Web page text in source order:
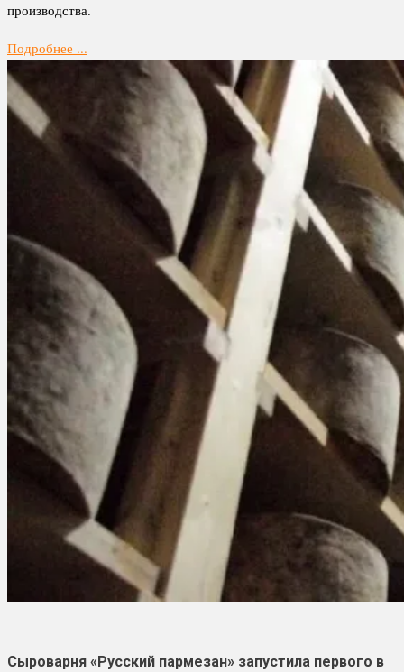
производства.
Подробнее ...
Сыроварня «Русский пармезан» запустила первого в